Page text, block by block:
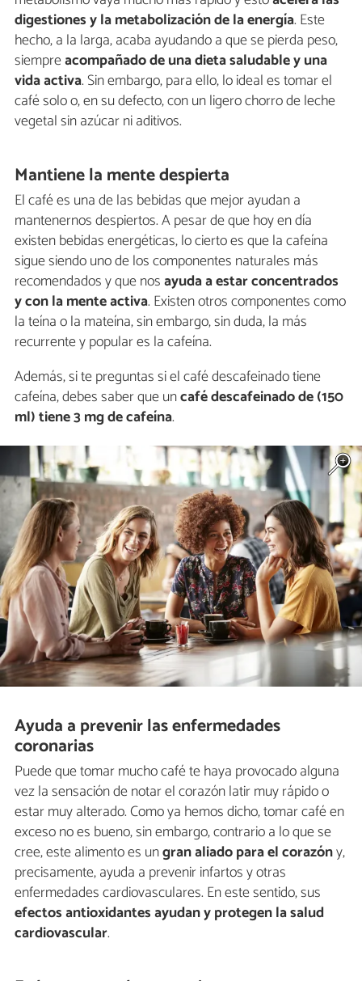
digestiones y la metabolización de la energía. Este
hecho, a la larga, acaba ayudando a que se pierda peso,
siempreacompañado de una dieta saludable y una
vida activa. Sin embargo, para ello, lo ideal es tomar el
café solo o, en su defecto, con un ligero chorro de leche
vegetal sin azúcar ni aditivos.
Mantiene la mente despierta
El café es una de las bebidas que mejor ayudan a
mantenernos despiertos. A pesar de que hoy en día
existen bebidas energéticas, lo cierto es que la cafeína
sigue siendo uno de los componentes naturales más
recomendados y que nosayuda a estar concentrados
y con la mente activa. Existen otros componentes como
la teína o la mateína, sin embargo, sin duda, la más
recurrente y popular es la cafeína.
Además, si te preguntas si el café descafeinado tiene
cafeína, debes saber que uncafé descafeinado de (150
ml) tiene 3 mg de cafeína.
Ayuda a prevenir las enfermedades
coronarias
Puede que tomar mucho café te haya provocado alguna
vez la sensación de notar el corazón latir muy rápido o
estar muy alterado. Como ya hemos dicho, tomar café en
exceso no es bueno, sin embargo, contrario a lo que se
cree, este alimento es ungran aliado para el corazóny,
precisamente, ayuda a prevenir infartos y otras
enfermedades cardiovasculares. En este sentido, sus
efectos antioxidantes ayudan y protegen la salud
cardiovascular.